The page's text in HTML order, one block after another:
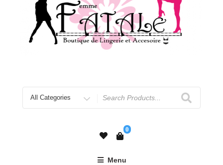
0
Menu